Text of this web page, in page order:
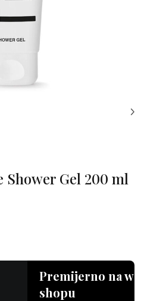
Shower Gel 200 ml
Premijerno na
shopu